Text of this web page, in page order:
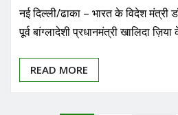
नई दिल्ली/ढाका – भारत के विदेश
पूर्व बांग्लादेशी प्रधानमंत्री खालिदा
READ MORE